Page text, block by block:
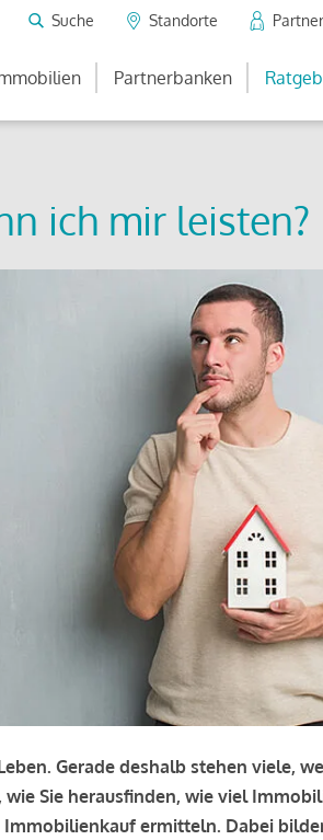
Suche Standorte
Partnerbanken
ich mir leisten?
Gerade deshalb stehen viele,
Sie herausfinden, wie viel
ermitteln. Dabei